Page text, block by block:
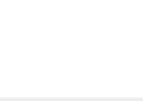
pagination